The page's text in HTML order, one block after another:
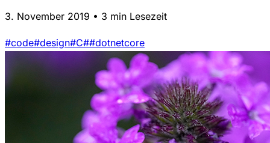
3. November 2019 • 3 min Lesezeit
#code#design#C##dotnetcore